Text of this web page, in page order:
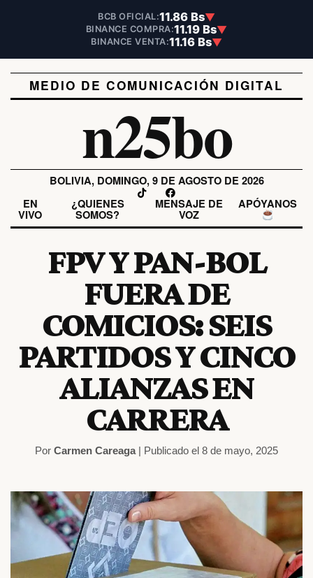
BCB OFICIAL:11.86 Bs▼
BINANCE COMPRA:11.19 Bs▼
BINANCE VENTA:11.16 Bs▼
MEDIO DE COMUNICACIÓN DIGITAL
n25bo
BOLIVIA, DOMINGO, 9 DE AGOSTO DE 2026
EN
VIVO
¿QUIENES
SOMOS?
MENSAJE DE
VOZ
APÓYANOS
FPV Y PAN-BOL
FUERA DE
COMICIOS: SEIS
PARTIDOS Y CINCO
ALIANZAS EN
CARRERA
Por Carmen Careaga| Publicado el 8 de mayo, 2025